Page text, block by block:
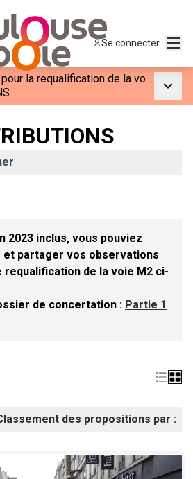
Se connecter
Concertation publique pour la requalification de la voie M2
2023 inclus, vous pouviez
et partager vos observations
requalification de la voie M2 ci-
de concertation : Partie 1
des propositions par :